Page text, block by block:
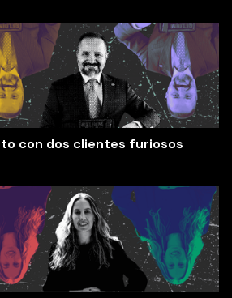
con dos clientes furiosos